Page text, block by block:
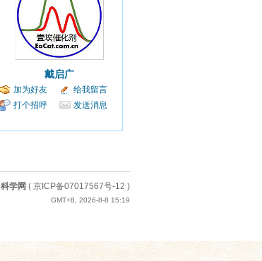
戴启广
加为好友
给我留言
打个招呼
发送消息
科学网 ( 京ICP备07017567号-12 )
GMT+8, 2026-8-8 15:19